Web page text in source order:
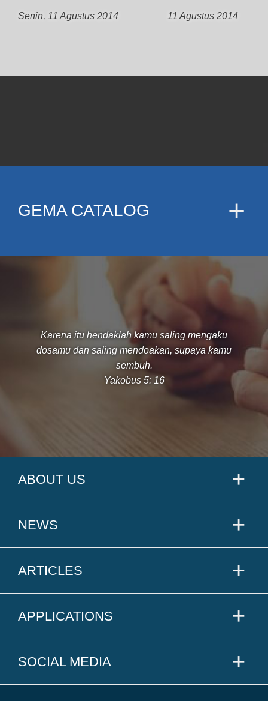
Senin, 11 Agustus 2014 11 Agustus 2014
GEMA CATALOG
Karena itu hendaklah kamu saling mengaku
dosamu dan saling mendoakan, supaya kamu
sembuh.
Yakobus 5: 16
ABOUT US
NEWS
ARTICLES
APPLICATIONS
SOCIAL MEDIA